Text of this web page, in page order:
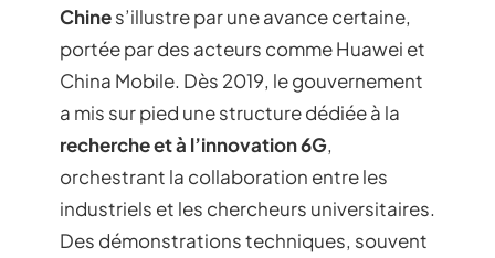
Chines’illustre par une avance certaine,
portée par des acteurs comme Huawei et
China Mobile. Dès 2019, le gouvernement
a mis sur pied une structure dédiée à la
recherche et à l’innovation 6G,
orchestrant la collaboration entre les
industriels et les chercheurs universitaires.
Des démonstrations techniques, souvent